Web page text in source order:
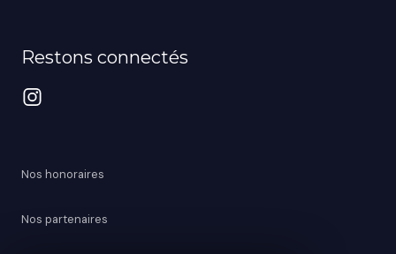
Restons connectés
Nos honoraires
Nos partenaires